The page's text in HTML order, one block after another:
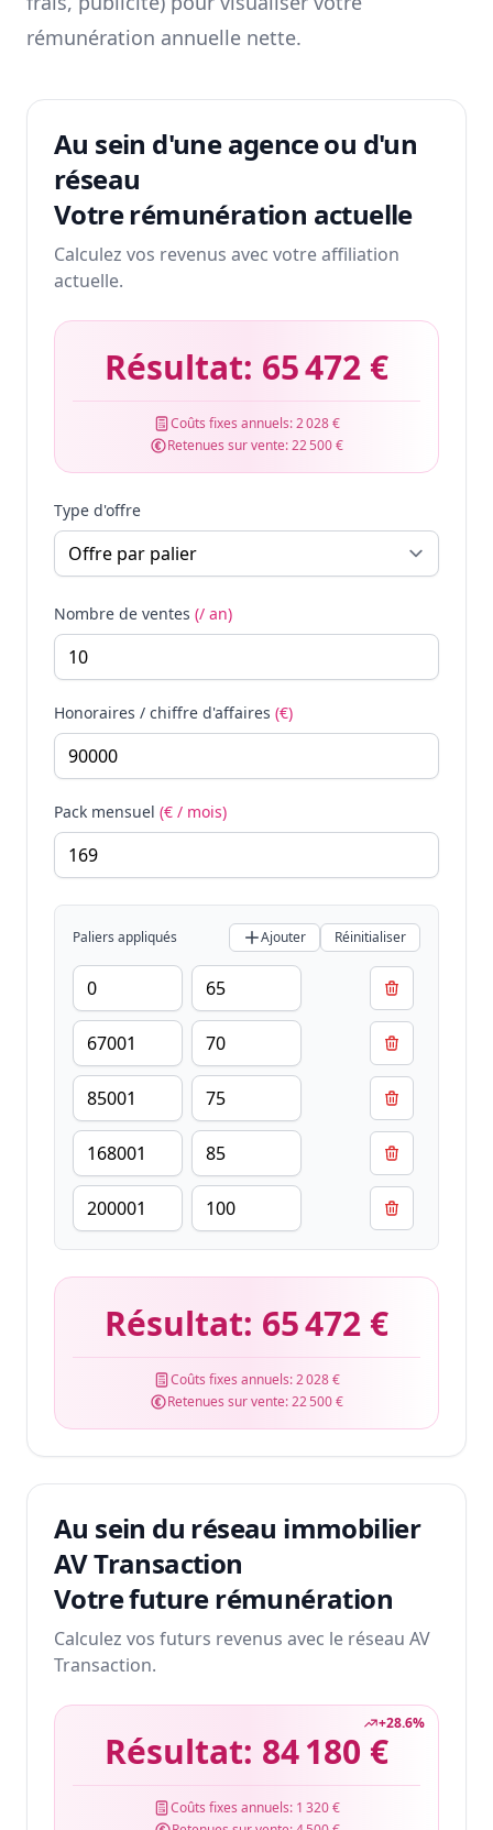
rémunération annuelle nette.
Au sein d'une agence ou d'un
réseau
Votre rémunération actuelle
Calculez vos revenus avec votre affiliation
actuelle.
Résultat: 65 472 €
Coûts fixes annuels:2 028 €
Retenues sur vente:22 500 €
Type d'offre
Nombre de ventes (/ an)
Honoraires / chiffre d'affaires (€)
Pack mensuel (€ / mois)
Paliers appliqués Ajouter Réinitialiser
Résultat: 65 472 €
Coûts fixes annuels:2 028 €
Retenues sur vente:22 500 €
Au sein du réseau immobilier
AV Transaction
Votre future rémunération
Calculez vos futurs revenus avec le réseau AV
Transaction.
+28.6%
Résultat: 84 180 €
Coûts fixes annuels: 1 320 €